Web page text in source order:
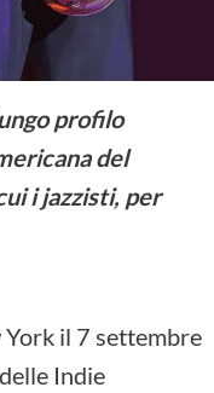
profilo
del
i jazzisti, per
il 7 settembre
Indie